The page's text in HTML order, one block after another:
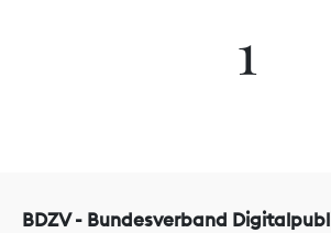
1
BDZV - Bundesverband